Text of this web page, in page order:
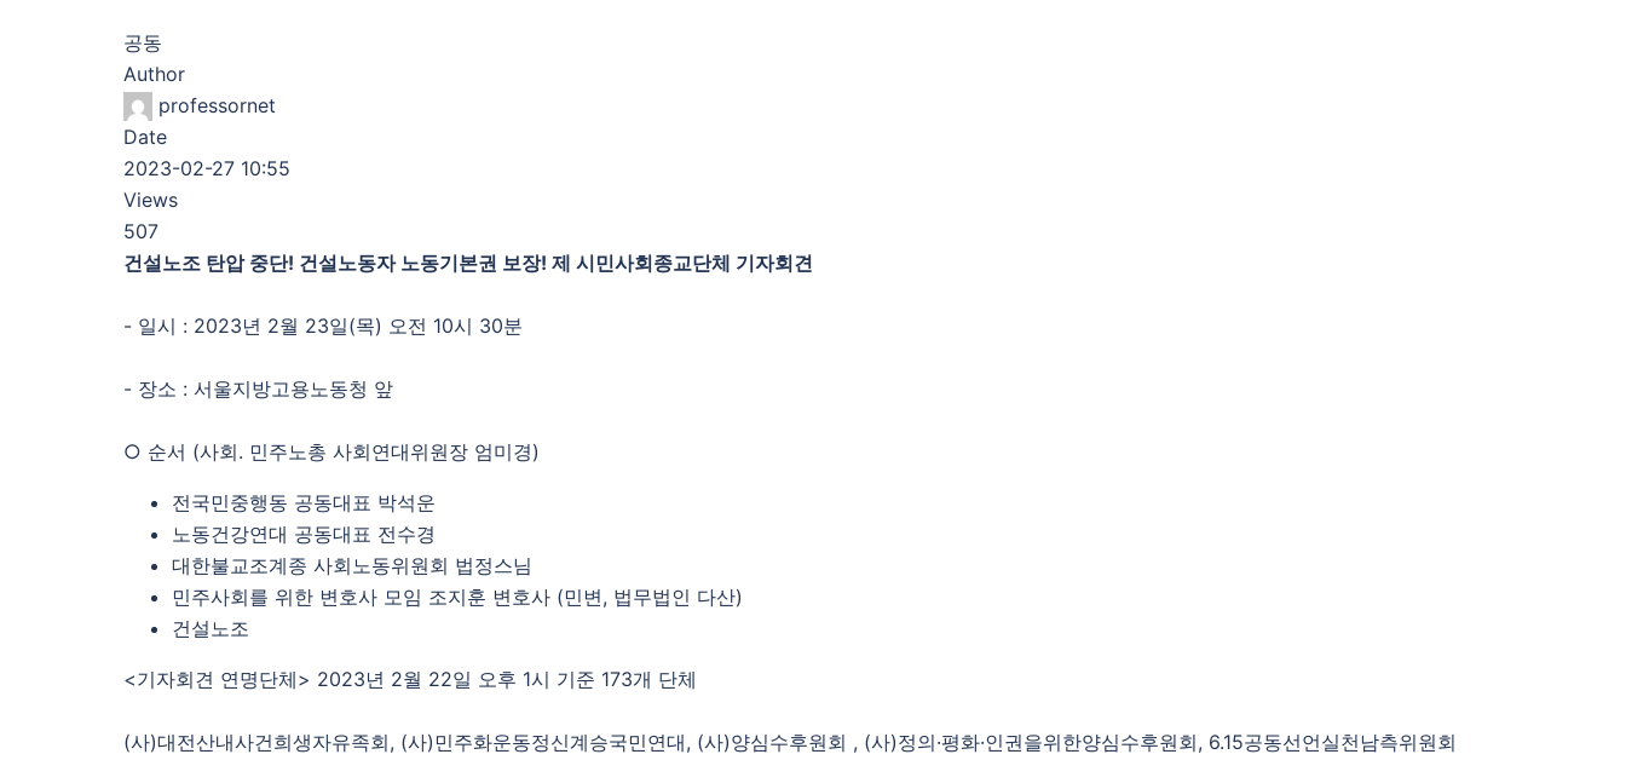
공동
Author
professornet
Date
2023-02-27 10:55
Views
507
건설노조 탄압 중단! 건설노동자 노동기본권 보장! 제 시민사회종교단체 기자회견
- 일시 : 2023년 2월 23일(목) 오전 10시 30분
- 장소 : 서울지방고용노동청 앞
○ 순서 (사회. 민주노총 사회연대위원장 엄미경)
전국민중행동 공동대표 박석운
노동건강연대 공동대표 전수경
대한불교조계종 사회노동위원회 법정스님
민주사회를 위한 변호사 모임 조지훈 변호사 (민변, 법무법인 다산)
건설노조
<기자회견 연명단체> 2023년 2월 22일 오후 1시 기준 173개 단체
(사)대전산내사건희생자유족회, (사)민주화운동정신계승국민연대, (사)양심수후원회 , (사)정의·평화·인권을위한양심수후원회, 6.15공동선언실천남측위원회